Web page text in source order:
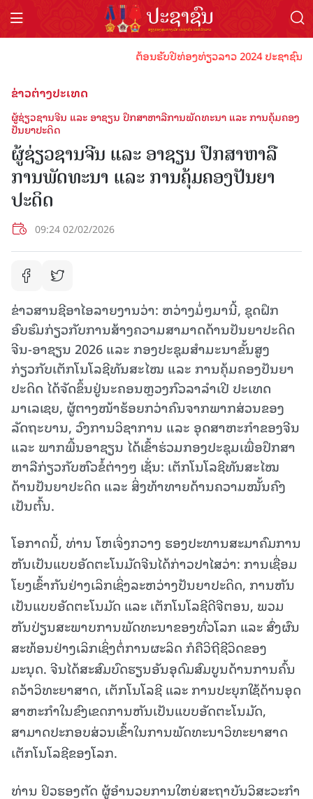
ຕ້ອນຮັບປີທ່ອງທ່ຽວລາວ 2024 ປະຊາຊົນ
ຂ່າວຕ່າງປະເທດ
ຜູ້ຊ່ຽວຊານຈີນ ແລະ ອາຊຽນ ປຶກສາຫາລືການພັດທະນາ ແລະ ການຄຸ້ມຄອງ
ປັນຍາປະດິດ
ຜູ້ຊ່ຽວຊານຈີນ ແລະ ອາຊຽນ ປຶກສາຫາລື
ການພັດທະນາ ແລະ ການຄຸ້ມຄອງປັນຍາ
ປະດິດ
09:24 02/02/2026
ຂ່າວສານຊີອາໄອລາຍງານວ່າ: ຫວ່າງມໍ່ໆມານີ້, ຊຸດຝຶກ
ອົບຮົມກ່ຽວກັບການສ້າງຄວາມສາມາດດ້ານປັນຍາປະດິດ
ຈີນ-ອາຊຽນ 2026 ແລະ ກອງປະຊຸມສໍາມະນາຂັ້ນສູງ
ກ່ຽວກັບເຕັກໂນໂລຊີທັນສະໄໝ ແລະ ການຄຸ້ມຄອງປັນຍາ
ປະດິດ ໄດ້ຈັດຂຶ້ນຢູ່ນະຄອນຫຼວງກົວລາລຳເປີ ປະເທດ
ມາເລເຊຍ, ຜູ້ຕາງໜ້າຮ້ອຍກວ່າຄົນຈາກພາກສ່ວນຂອງ
ລັດຖະບານ, ວົງການວິຊາການ ແລະ ອຸດສາຫະກໍາຂອງຈີນ
ແລະ ພາກພື້ນອາຊຽນ ໄດ້ເຂົ້າຮ່ວມກອງປະຊຸມເພື່ອປຶກສາ
ຫາລືກ່ຽວກັບຫົວຂໍ້ຕ່າງໆ ເຊັ່ນ: ເຕັກໂນໂລຊີທັນສະໄໝ
ດ້ານປັນຍາປະດິດ ແລະ ສິ່ງທ້າທາຍດ້ານຄວາມໝັ້ນຄົງ
ເປັນຕົ້ນ.
ໂອກາດນີ້, ທ່ານ ໂຫເຈິ່ງກວາງ ຮອງປະທານສະມາຄົມການ
ຫັນເປັນແບບອັດຕະໂນມັດຈີນໄດ້ກ່າວປາໄສວ່າ: ການເຊື່ອມ
ໂຍງເຂົ້າກັນຢ່າງເລິກເຊິ່ງລະຫວ່າງປັນຍາປະດິດ, ການຫັນ
ເປັນແບບອັດຕະໂນມັດ ແລະ ເຕັກໂນໂລຊີດີຈີຕອນ, ພວມ
ຫັນປ່ຽນສະພາບການພັດທະນາຂອງທົ່ວໂລກ ແລະ ສົ່ງຜົນ
ສະທ້ອນຢ່າງເລິກເຊິ່ງຕໍ່ການຜະລິດ ກໍຄືວິຖີຊີວິດຂອງ
ມະນຸດ. ຈີນໄດ້ສະສົມບົດຮຽນອັນອຸດົມສົມບູນດ້ານການຄົ້ນ
ຄວ້າວິທະຍາສາດ, ເຕັກໂນໂລຊີ ແລະ ການປະຍຸກໃຊ້ດ້ານອຸດ
ສາຫະກໍາໃນຂົງເຂດການຫັນເປັນແບບອັດຕະໂນມັດ,
ສາມາດປະກອບສ່ວນເຂົ້າໃນການພັດທະນາວິທະຍາສາດ
ເຕັກໂນໂລຊີຂອງໂລກ.
ທ່ານ ຢິວຮອງຕັດ ຜູ້ອໍານວຍການໃຫຍ່ສະຖາບັນວິສະວະກໍາ